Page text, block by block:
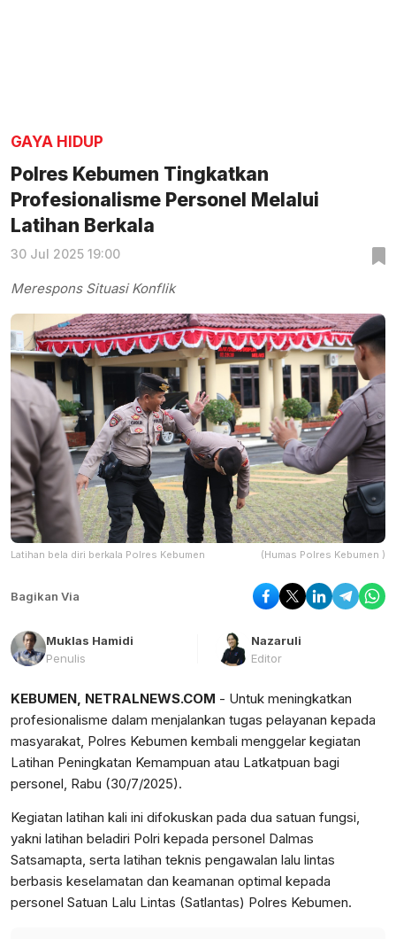
GAYA HIDUP
Polres Kebumen Tingkatkan
Profesionalisme Personel Melalui
Latihan Berkala
30 Jul 2025 19:00
Merespons Situasi Konflik
Latihan bela diri berkala Polres Kebumen (Humas Polres Kebumen )
Bagikan Via
Muklas Hamidi
Penulis
Nazaruli
Editor
KEBUMEN, NETRALNEWS.COM - Untuk meningkatkan
profesionalisme dalam menjalankan tugas pelayanan kepada
masyarakat, Polres Kebumen kembali menggelar kegiatan
Latihan Peningkatan Kemampuan atau Latkatpuan bagi
personel, Rabu (30/7/2025).
Kegiatan latihan kali ini difokuskan pada dua satuan fungsi,
yakni latihan beladiri Polri kepada personel Dalmas
Satsamapta, serta latihan teknis pengawalan lalu lintas
berbasis keselamatan dan keamanan optimal kepada
personel Satuan Lalu Lintas (Satlantas) Polres Kebumen.